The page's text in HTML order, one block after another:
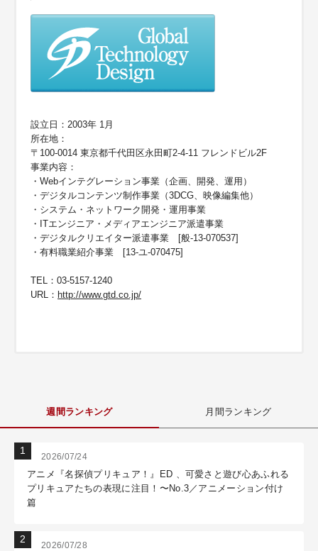
設立日：2003年 1月
所在地：
〒100-0014 東京都千代田区永田町2-4-11 フレンドビル2F
事業内容：
・Webインテグレーション事業（企画、開発、運用）
・デジタルコンテンツ制作事業（3DCG、映像編集他）
・システム・ネットワーク開発・運用事業
・ITエンジニア・メディアエンジニア派遣事業
・デジタルクリエイター派遣事業 [般-13-070537]
・有料職業紹介事業 [13-ユ-070475]
TEL：03-5157-1240
URL： http://www.gtd.co.jp/
週間ランキング 月間ランキング
2026/07/24
アニメ『名探偵プリキュア！』ED 、可愛さと遊び心あふれる
プリキュアたちの表現に注目！〜No.3／アニメーション付け
篇
2026/07/28